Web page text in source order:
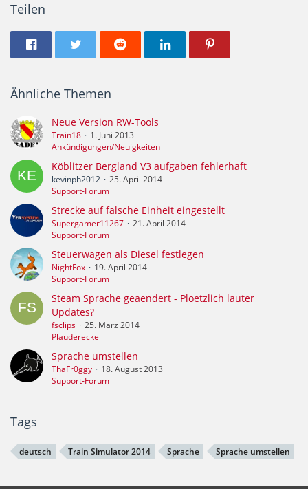
Teilen
Ähnliche Themen
Neue Version RW-Tools
Train18
1. Juni 2013
Ankündigungen/Neuigkeiten
Köblitzer Bergland V3 aufgaben fehlerhaft
kevinph2012
25. April 2014
Support-Forum
Strecke auf falsche Einheit eingestellt
Supergamer11267
21. April 2014
Support-Forum
Steuerwagen als Diesel festlegen
NightFox
19. April 2014
Support-Forum
Steam Sprache geaendert - Ploetzlich lauter
Updates?
fsclips
25. März 2014
Plauderecke
Sprache umstellen
ThaFr0ggy
18. August 2013
Support-Forum
Tags
deutsch Train Simulator 2014 Sprache Sprache umstellen